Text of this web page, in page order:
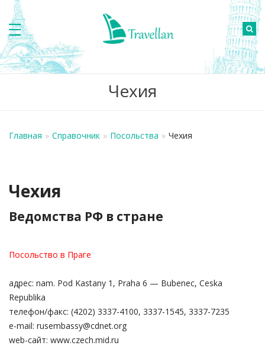
Чехия
Главная » Справочник » Посольства » Чехия
Чехия
Ведомства РФ в стране
Посольство в Праге
адрес: nam. Pod Kastany 1, Praha 6 — Bubenec, Ceska
Republika
телефон/факс: (4202) 3337-4100, 3337-1545, 3337-7235
e-mail: rusembassy@cdnet.org
web-сайт: www.czech.mid.ru